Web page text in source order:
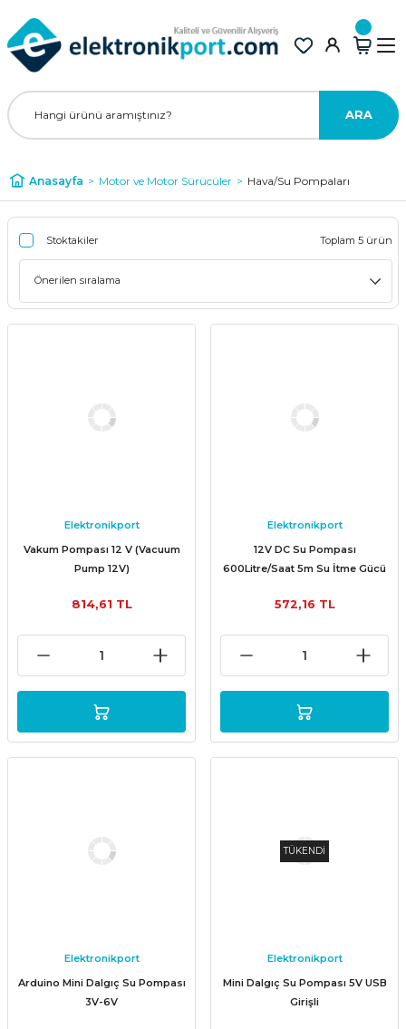
ARA
Anasayfa Motor ve Motor Sürücüler Hava/Su Pompaları
Stoktakiler Toplam 5 ürün
Elektronikport
Vakum Pompası 12 V (Vacuum
Pump 12V)
814,61 TL
Elektronikport
12V DC Su Pompası
600Litre/Saat 5m Su İtme Gücü
572,16 TL
Elektronikport
Arduino Mini Dalgıç Su Pompası
3V-6V
TÜKENDİ
Elektronikport
Mini Dalgıç Su Pompası 5V USB
Girişli